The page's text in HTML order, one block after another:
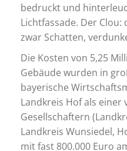
bedruckt und
Lichtfassade. Der
zwar Schatten,
Die Kosten von 5,25
Gebäude wurden in
bayerische
Landkreis Hof als einer
Gesellschaftern
Landkreis Wunsiedel,
mit fast 800.000 Euro